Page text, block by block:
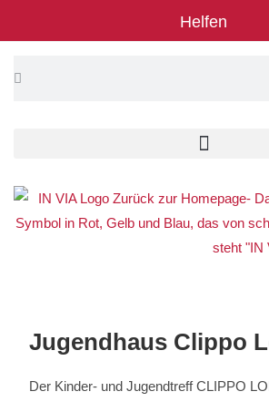
Helfen
Jugendhaus Clippo
Der Kinder- und Jugendtreff CLIPPO